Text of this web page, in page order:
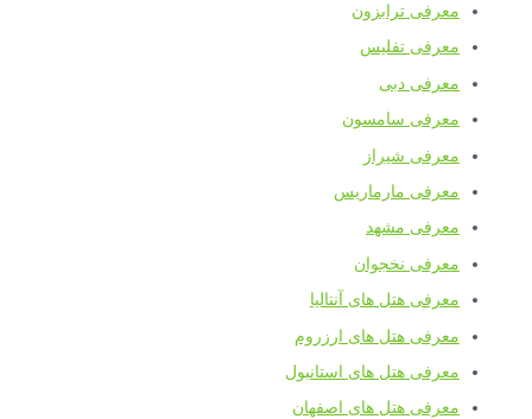
معرفی ترابزون
معرفی تفلیس
معرفی دبی
معرفی سامسون
معرفی شیراز
معرفی مارماریس
معرفی مشهد
معرفی نخجوان
معرفی هتل های آنتالیا
معرفی هتل های ارزروم
معرفی هتل های استانبول
معرفی هتل های اصفهان